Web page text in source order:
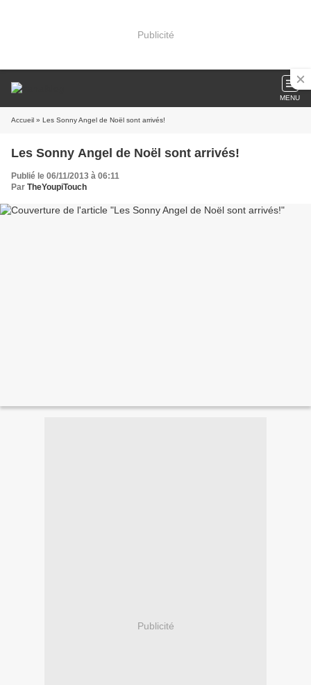
Publicité
MENU
Accueil » Les Sonny Angel de Noël sont arrivés!
Les Sonny Angel de Noël sont arrivés!
Publié le 06/11/2013 à 06:11
Par TheYoupiTouch
Publicité